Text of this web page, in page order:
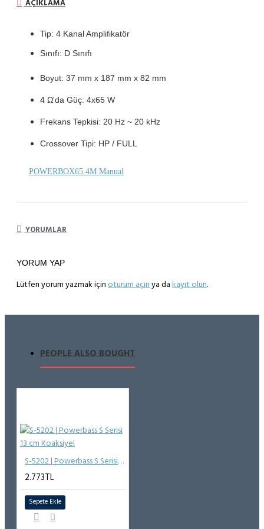
AÇIKLAMA
Tip: 4 Kanal Amplifikatör
Sınıfı: D Sınıfı
Boyut: 37 mm x 187 mm x 82 mm
4 Ω'da Güç: 4x65 W
Frekans Tepkisi: 20 Hz ~ 20 kHz
Crossover Tipi: HP / FULL
POWERBOX65.4M Manual
YORUMLAR
YORUM YAP
Lütfen yorum yazmak için oturum açın ya da kayıt olun.
PEOPLE ALSO BOUGHT
S-5202 | Powerbass S Serisi 13 cm Koaksiyel
2.773TL
Sepete Ekle